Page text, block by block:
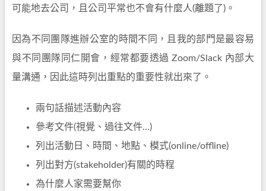
可能地去公司，且公司平常也不會有什麼人(離題了)。
因為不同團隊進辦公室的時間不同，且我的部門是最容易
與不同團隊同仁開會，經常都要透過 Zoom/Slack 內部大
量溝通，因此這時列出重點的重要性就出來了。
兩句話描述活動內容
參考文件(視覺、過往文件…)
列出活動日、時間、地點、模式(online/offline)
列出對方(stakeholder)有關的時程
為什麼人家需要幫你